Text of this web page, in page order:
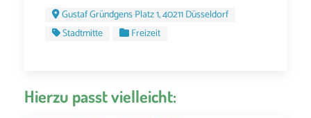
Gustaf Gründgens Platz 1, 40211 Düsseldorf
Stadtmitte
Freizeit
Hierzu passt vielleicht: